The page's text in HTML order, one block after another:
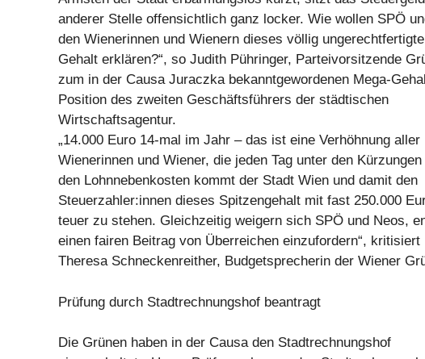
anderer Stelle offensichtlich ganz locker. Wie wollen SPÖ
den Wienerinnen und Wienern dieses völlig
Gehalt erklären?“, so Judith Pühringer, Parteivorsitzende
zum in der Causa Juraczka bekanntgewordenen Mega-
Position des zweiten Geschäftsführers der städtischen
Wirtschaftsagentur.
„14.000 Euro 14-mal im Jahr – das ist eine Verhöhnung aller
Wienerinnen und Wiener, die jeden Tag unter den
den Lohnnebenkosten kommt der Stadt Wien und damit den
Steuerzahler:innen dieses Spitzengehalt mit fast 250.000
teuer zu stehen. Gleichzeitig weigern sich SPÖ und Neos,
einen fairen Beitrag von Überreichen einzufordern“, kritisiert
Theresa Schneckenreither, Budgetsprecherin der Wiener
Prüfung durch Stadtrechnungshof beantragt
Die Grünen haben in der Causa den Stadtrechnungshof